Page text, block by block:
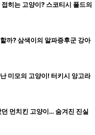
히는 고양이? 스코티시 폴드의
까? 삼색이의 알파증후군 강아
미모의 고양이! 터키시 앙고라
먼치킨 고양이… 숨겨진 진실